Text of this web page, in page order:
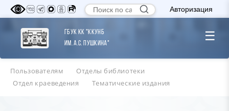
Авторизация
ГБУК КК "ККУНБ
им. А.С. Пушкина"
☰
Пользователям
Отделы библиотеки
Отдел краеведения
Тематические издания